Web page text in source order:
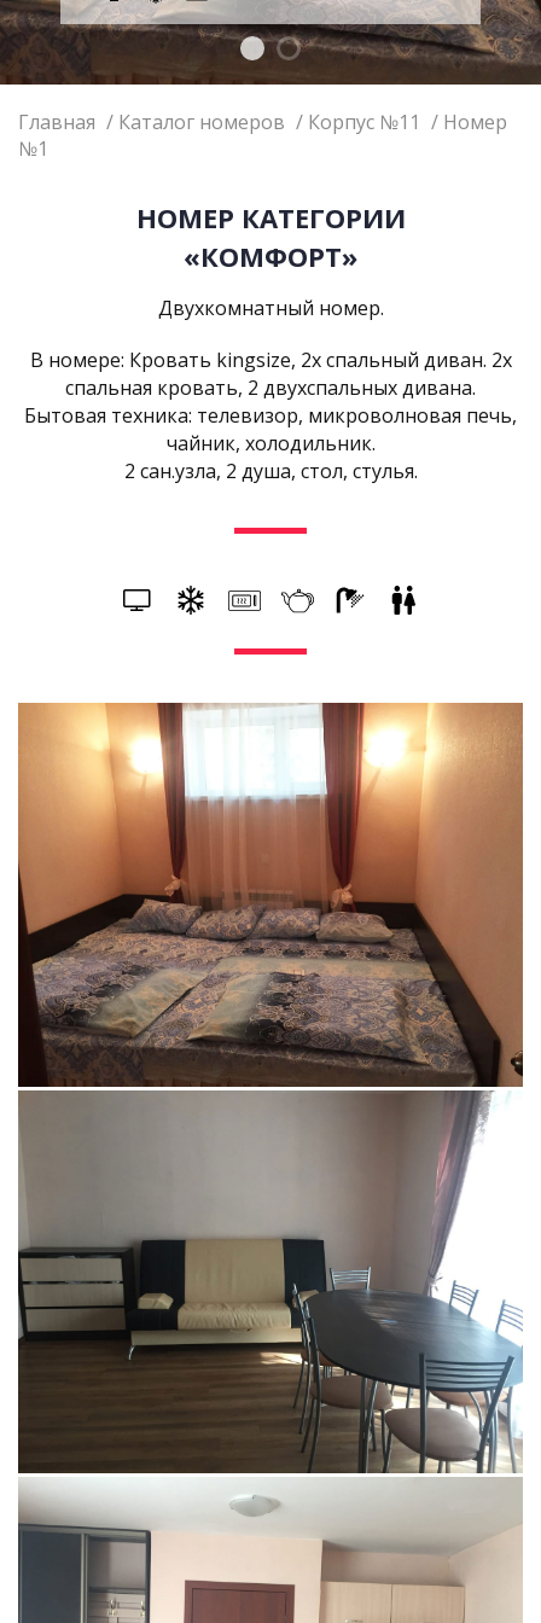
Главная Каталог номеров Корпус №11
Номер
№1
НОМЕР КАТЕГОРИИ
«КОМФОРТ»
Двухкомнатный номер.
В номере: Кровать kingsize, 2х спальный диван. 2х
спальная кровать, 2 двухспальных дивана.
Бытовая техника: телевизор, микроволновая печь,
чайник, холодильник.
2 сан.узла, 2 душа, стол, стулья.